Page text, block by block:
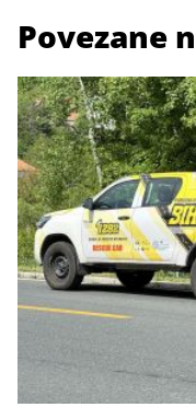
Povezane